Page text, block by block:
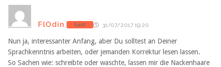
FlOdin Gast 31/07/2017 19:20
Nun ja, interessanter Anfang, aber Du solltest an Deiner
Sprachkenntnis arbeiten, oder jemanden Korrektur lesen lassen.
So Sachen wie: schreibte oder waschte, lassen mir die Nackenhaare